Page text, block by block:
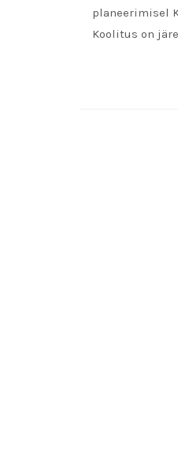
planeerimisel
Koolitus on